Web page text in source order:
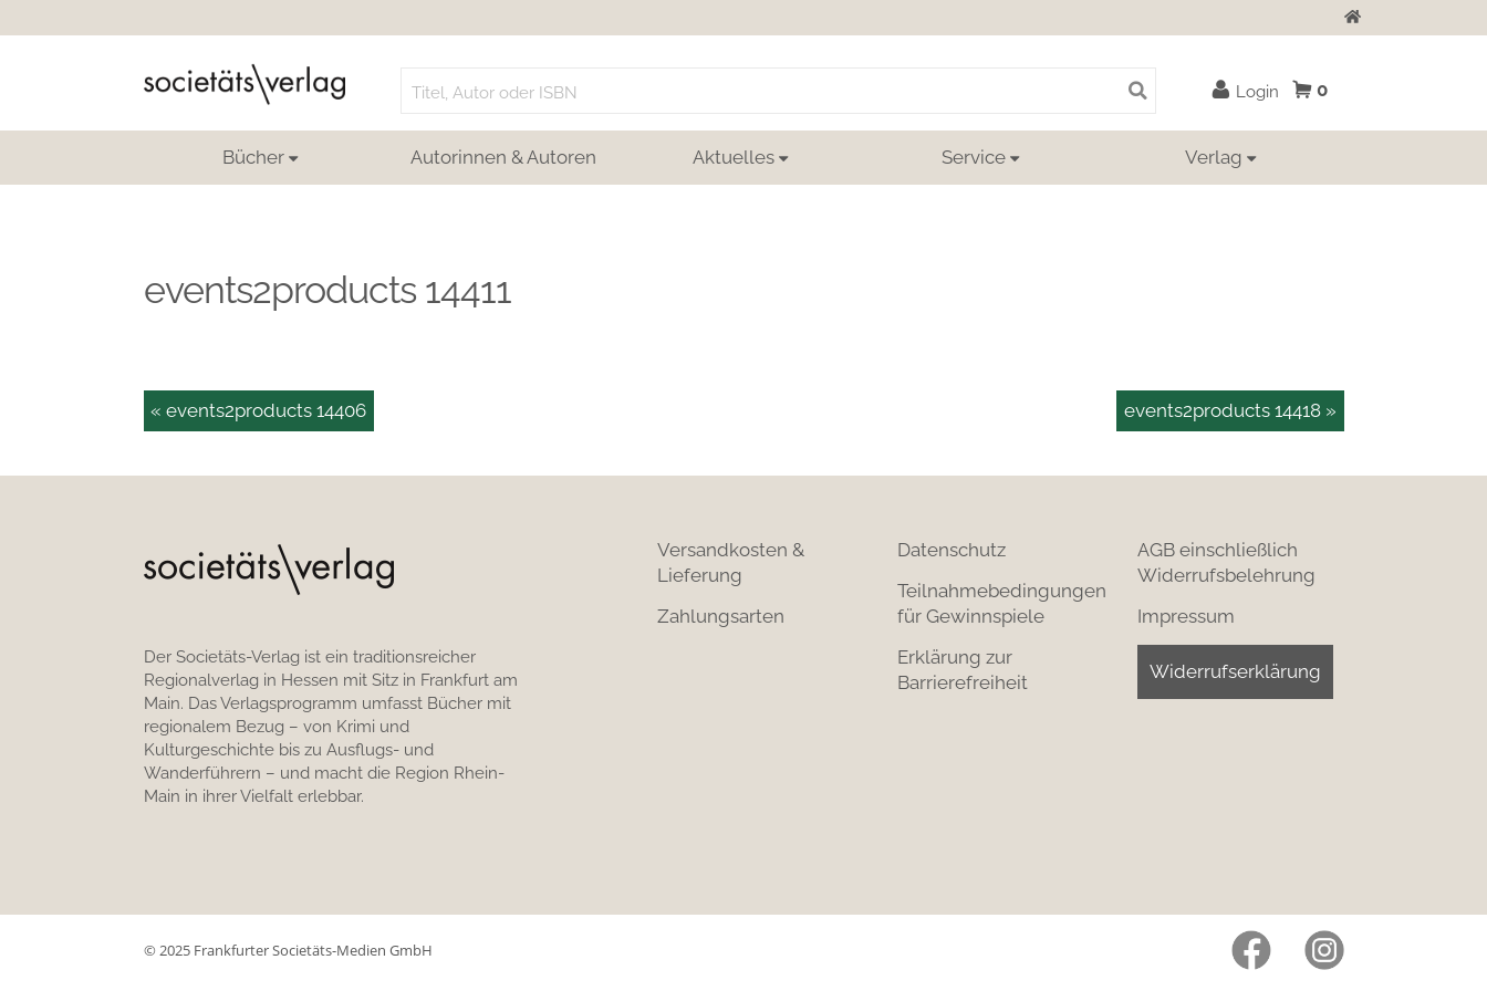
Zur Startseite
for:
Login 0
Bücher Autorinnen & Autoren Aktuelles Service Verlag
events2products 14411
events2products 14418 »
« events2products 14406
Der Societäts-Verlag ist ein traditionsreicher
Regionalverlag in Hessen mit Sitz in Frankfurt am
Main. Das Verlagsprogramm umfasst Bücher mit
regionalem Bezug – von Krimi und
Kulturgeschichte bis zu Ausflugs- und
Wanderführern – und macht die Region Rhein-
Main in ihrer Vielfalt erlebbar.
Versandkosten &
Lieferung
Zahlungsarten
Datenschutz
Teilnahmebedingungen
für Gewinnspiele
Erklärung zur
Barrierefreiheit
AGB einschließlich
Widerrufsbelehrung
Impressum
Widerrufserklärung
© 2025 Frankfurter Societäts-Medien GmbH